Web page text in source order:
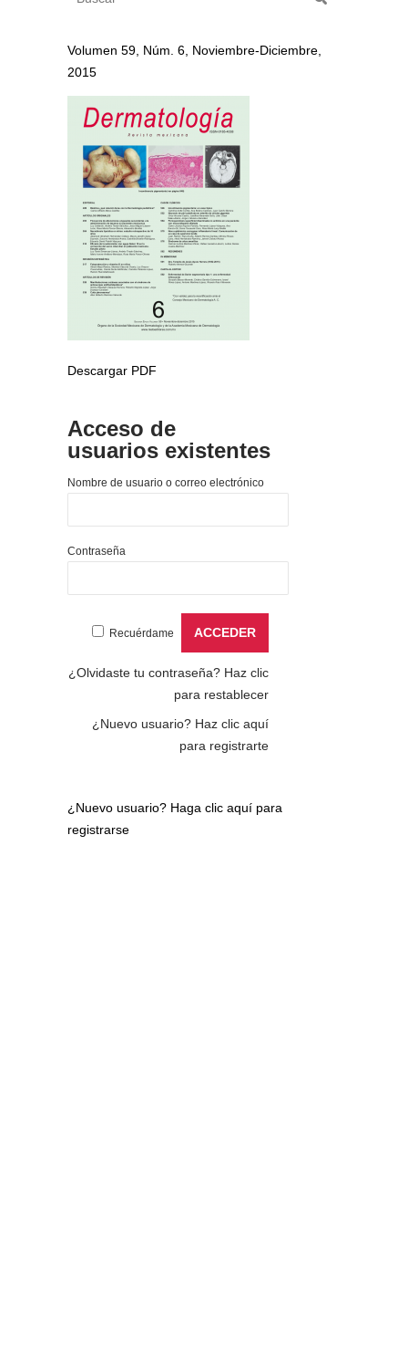
Volumen 59, Núm. 6, Noviembre-Diciembre,
2015
Descargar PDF
Acceso de
usuarios existentes
Nombre de usuario o correo electrónico
Contraseña
Recuérdame
¿Olvidaste tu contraseña? Haz clic
para restablecer
¿Nuevo usuario? Haz clic aquí
para registrarte
¿Nuevo usuario? Haga clic aquí para
registrarse